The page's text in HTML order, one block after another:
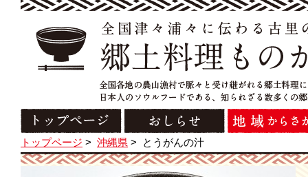
トップページ > 沖縄県 > とうがんの汁